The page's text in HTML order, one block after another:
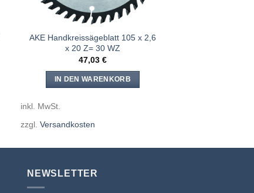
AKE Handkreissägeblatt 105 x 2,6
x 20 Z= 30 WZ
47,03 €
IN DEN WARENKORB
inkl. MwSt.
zzgl. Versandkosten
NEWSLETTER